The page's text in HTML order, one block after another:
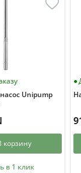
Unipump
корзину
в 1 клик